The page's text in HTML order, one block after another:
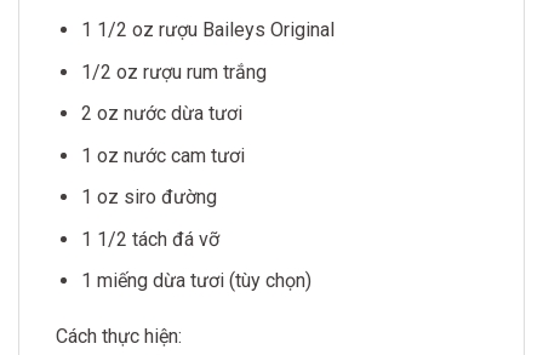
1 1/2 oz rượu Baileys Original
1/2 oz rượu rum trắng
2 oz nước dừa tươi
1 oz nước cam tươi
1 oz siro đường
1 1/2 tách đá vỡ
1 miếng dừa tươi (tùy chọn)
Cách thực hiện: